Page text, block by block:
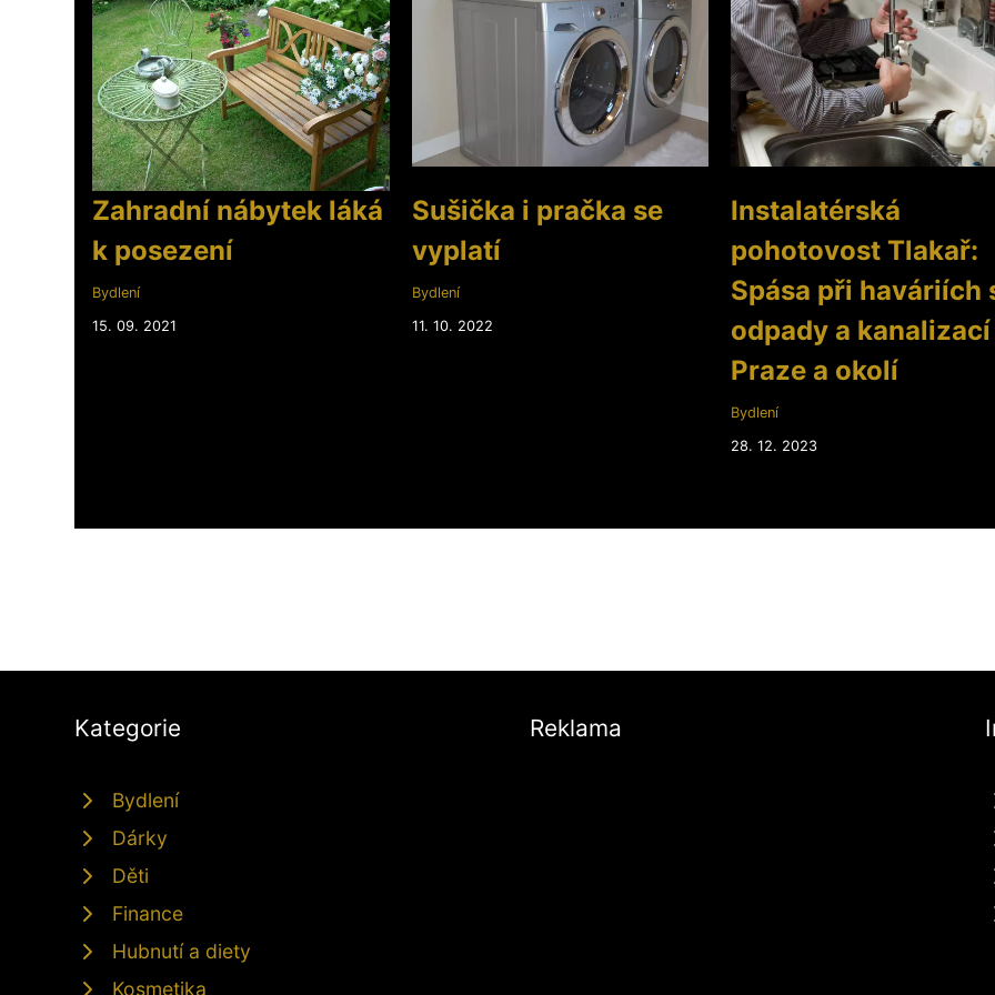
Zahradní nábytek láká
k posezení
Bydlení
15. 09. 2021
Sušička i pračka se
vyplatí
Bydlení
11. 10. 2022
Instalatérská
pohotovost Tlakař:
Spása při haváriích
odpady a
Praze a okolí
Bydlení
28. 12. 2023
Kategorie
Bydlení
Dárky
Děti
Finance
Hubnutí a diety
Kosmetika
Reklama